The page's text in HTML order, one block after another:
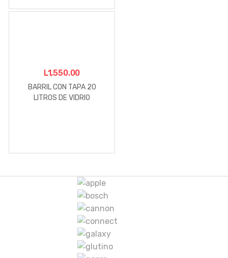
L1,550.00
BARRIL CON TAPA 20
LITROS DE VIDRIO